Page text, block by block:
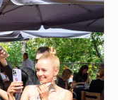
Малахова,